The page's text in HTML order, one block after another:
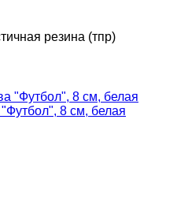
резина (тпр)
8 см, белая